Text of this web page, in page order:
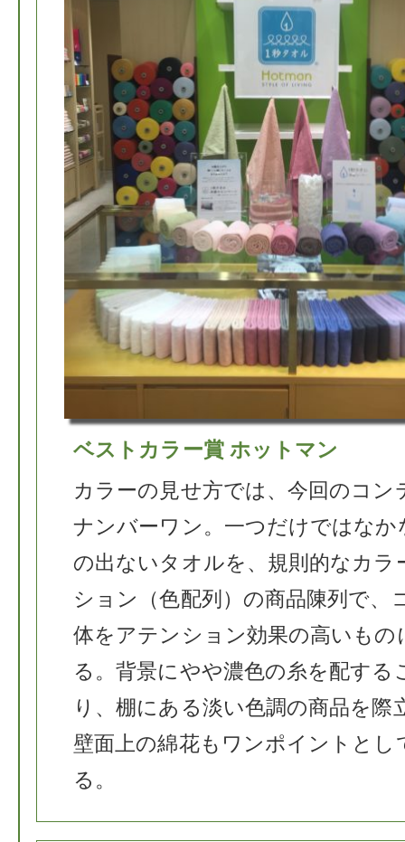
ベストカラー賞 ホットマン
カラーの見せ方では、今回のコン
ナンバーワン。一つだけではなか
の出ないタオルを、規則的なカラ
ション（色配列）の商品陳列で、
体をアテンション効果の高いもの
る。背景にやや濃色の糸を配する
り、棚にある淡い色調の商品を際
壁面上の綿花もワンポイントとし
る。